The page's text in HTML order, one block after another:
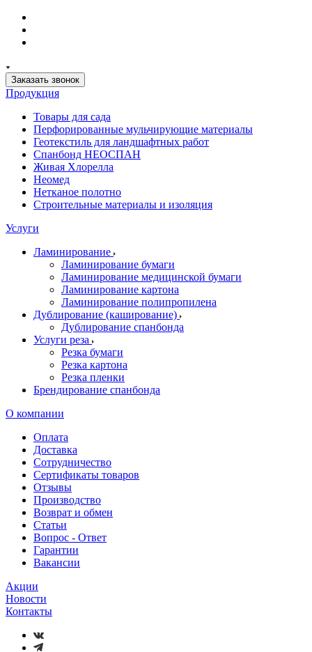
Заказать звонок
Продукция
Товары для сада
Перфорированные мульчирующие материалы
Геотекстиль для ландшафтных работ
Спанбонд НЕОСПАН
Живая Хлорелла
Нeомед
Нетканое полотно
Строительные материалы и изоляция
Услуги
Ламинирование
Ламинирование бумаги
Ламинирование медицинской бумаги
Ламинирование картона
Ламинирование полипропилена
Дублирование (каширование)
Дублирование спанбонда
Услуги реза
Резка бумаги
Резка картона
Резка пленки
Брендирование спанбонда
О компании
Оплата
Доставка
Сотрудничество
Сертификаты товаров
Отзывы
Производство
Возврат и обмен
Статьи
Вопрос - Ответ
Гарантии
Вакансии
Акции
Новости
Контакты